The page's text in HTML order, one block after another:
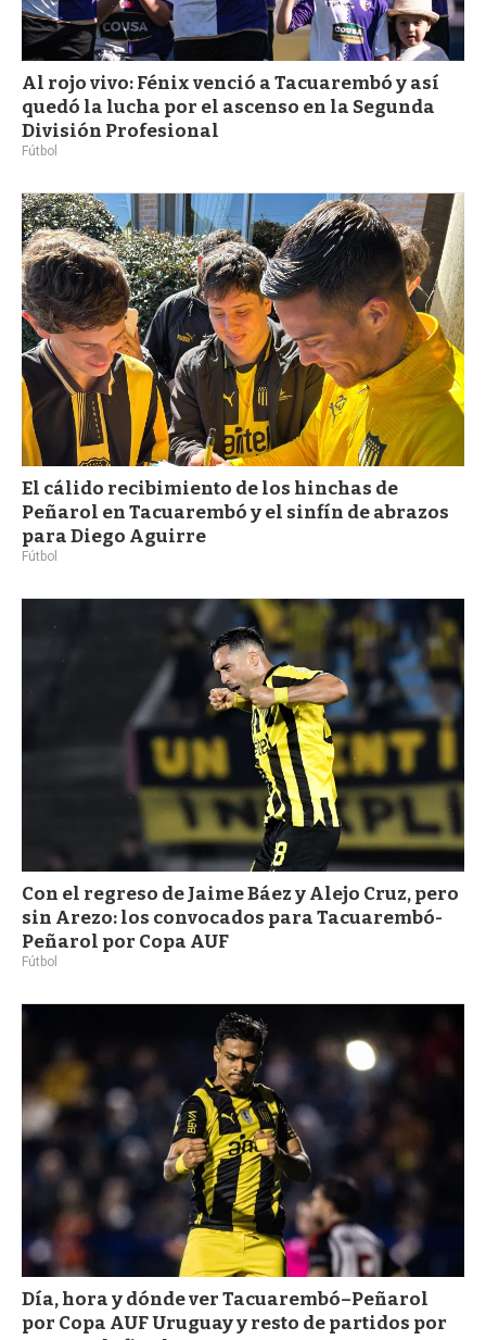
Al rojo vivo: Fénix venció a Tacuarembó y así
quedó la lucha por el ascenso en la Segunda
División Profesional
Fútbol
El cálido recibimiento de los hinchas de
Peñarol en Tacuarembó y el sinfín de abrazos
para Diego Aguirre
Fútbol
Con el regreso de Jaime Báez y Alejo Cruz, pero
sin Arezo: los convocados para Tacuarembó-
Peñarol por Copa AUF
Fútbol
Día, hora y dónde ver Tacuarembó–Peñarol
por Copa AUF Uruguay y resto de partidos por